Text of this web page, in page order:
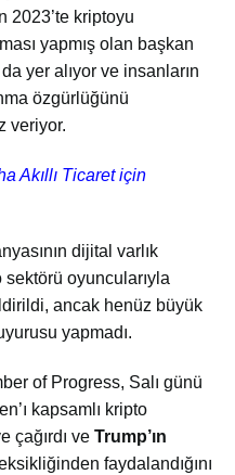
2023’te kriptoyu
yapmış olan başkan
yer alıyor ve insanların
özgürlüğünü
veriyor.
Akıllı Ticaret için
dijital varlık
oyuncularıyla
ancak henüz büyük
yapmadı.
of Progress, Salı günü
kapsamlı kripto
çağırdı ve Trump’ın
faydalandığını